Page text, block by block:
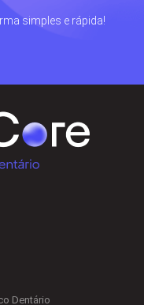
simples e rápida!
Dentário